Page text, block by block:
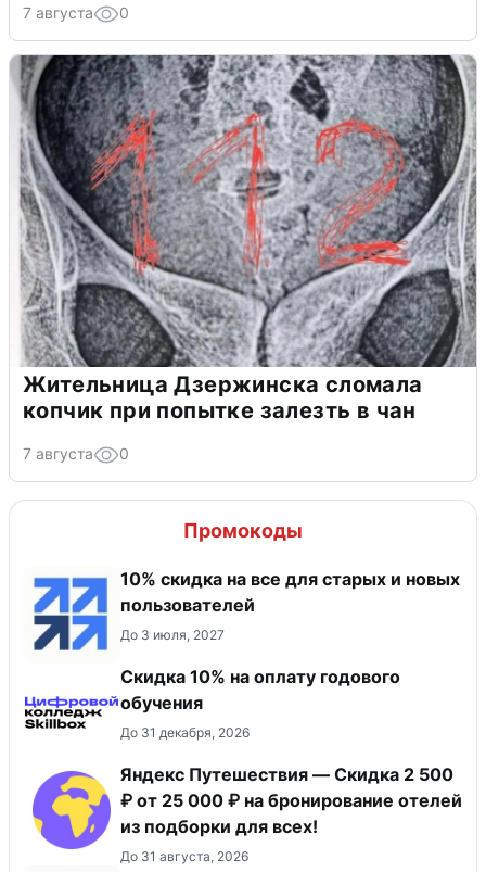
7 августа 0
Жительница Дзержинска сломала
копчик при попытке залезть в чан
7 августа 0
Промокоды
10% скидка на все для старых и новых
пользователей
До 3 июля, 2027
Скидка 10% на оплату годового
обучения
До 31 декабря, 2026
Яндекс Путешествия — Скидка 2 500
₽ от 25 000 ₽ на бронирование отелей
из подборки для всех!
До 31 августа, 2026